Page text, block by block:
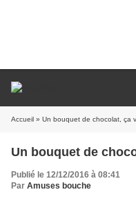
Accueil » Un bouquet de chocolat, ça
Un bouquet de
Publié le 12/12/2016 à 08:41
Par Amuses bouche